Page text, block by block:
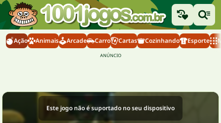
Ação Animais Arcade Carro Cartas Cozinhando Esporte
Este jogo não é suportado no seu dispositivo